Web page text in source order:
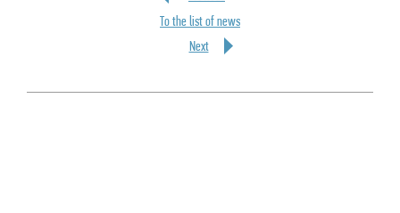
To the list of news
Next